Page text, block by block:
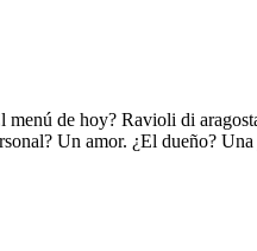
menú de hoy? Ravioli di
Un amor. ¿El dueño?